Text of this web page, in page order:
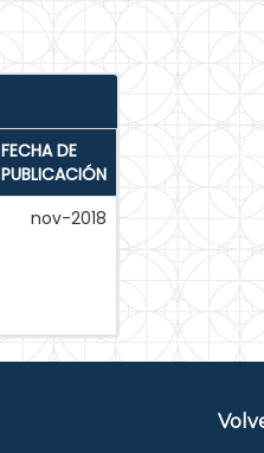
FECHA DE
PUBLICACIÓN
nov-2018